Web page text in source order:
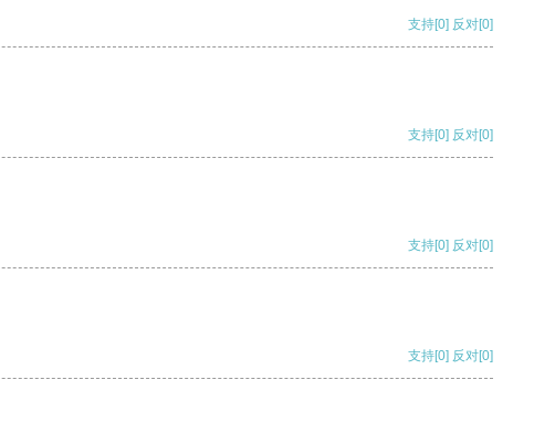
支持[0] 反对[0]
支持[0] 反对[0]
支持[0] 反对[0]
支持[0] 反对[0]